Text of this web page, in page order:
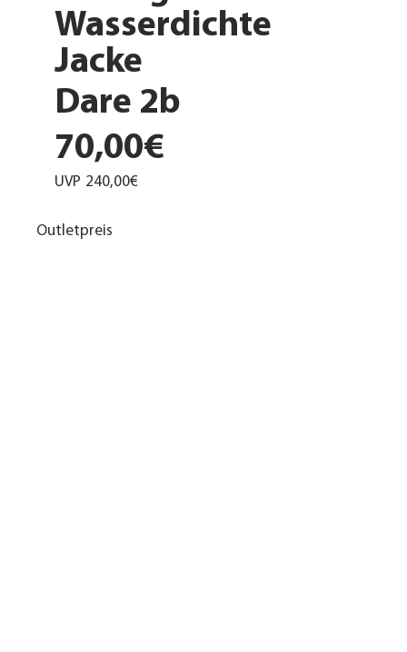
Wasserdichte
Jacke
Dare 2b
70,00€
UVP 240,00€
Outletpreis